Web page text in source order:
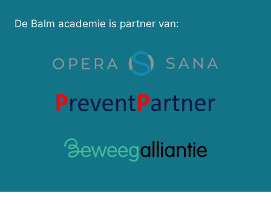
De Balm academie is partner van: